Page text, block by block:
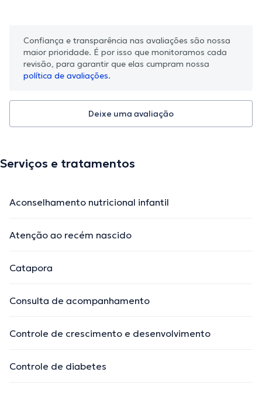
Confiança e transparência nas avaliações são nossa
maior prioridade. É por isso que monitoramos cada
revisão, para garantir que elas cumpram nossa
política de avaliações.
Deixe uma avaliação
Serviços e tratamentos
Aconselhamento nutricional infantil
Atenção ao recém nascido
Catapora
Consulta de acompanhamento
Controle de crescimento e desenvolvimento
Controle de diabetes